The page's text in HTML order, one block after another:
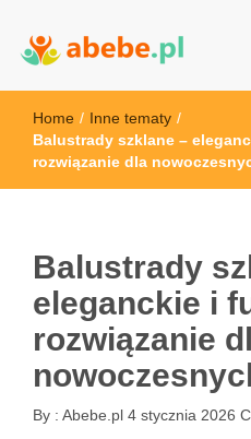
Abebe
Home / Inne tematy /
Balustrady szklane –
rozwiązanie dla
Balustrady
eleganckie i
rozwiązanie
By : Abebe.pl 4 stycznia 2026